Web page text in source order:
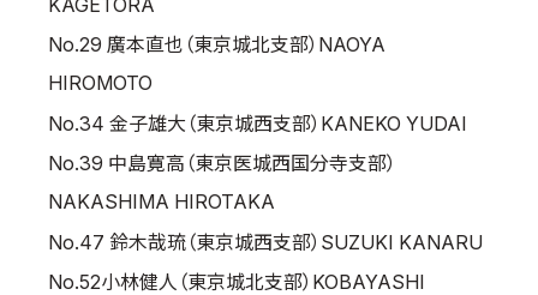
KAGETORA
No.29 廣本直也（東京城北支部）NAOYA
HIROMOTO
No.34 金子雄大（東京城西支部）KANEKO YUDAI
No.39 中島寛高（東京医城西国分寺支部）
NAKASHIMA HIROTAKA
No.47 鈴木哉琉（東京城西支部）SUZUKI KANARU
No.52小林健人（東京城北支部）KOBAYASHI